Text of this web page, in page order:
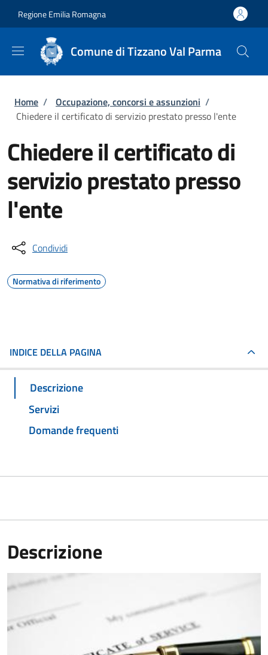
Regione Emilia Romagna
Comune di Tizzano Val Parma
Briciole di pane
Home / Occupazione, concorsi e assunzioni /
Chiedere il certificato di servizio prestato presso l'ente
Chiedere il certificato di
servizio prestato presso
l'ente
Condividi
Normativa di riferimento
INDICE DELLA PAGINA
Descrizione
Servizi
Domande frequenti
Descrizione